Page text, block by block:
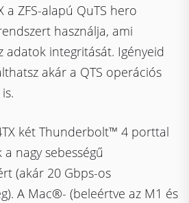
a ZFS-alapú QuTS hero
használja, ami
adatok integritását. Igényeid
akár a QTS operációs
két Thunderbolt™ 4 porttal
nagy sebességű
(akár 20 Gbps-os
A Mac®- (beleértve az M1 és